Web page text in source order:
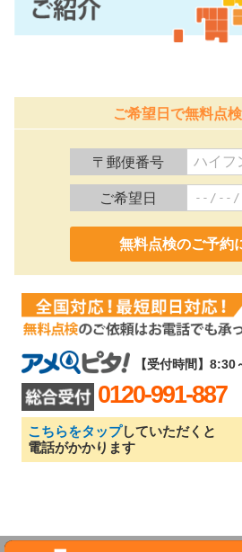
ご希望日で無料点
〒郵便番号
ご希望日
0120-991-887
【受付時間】8:30
0120-991-887
こちらをタップしていただくと
電話がかかります